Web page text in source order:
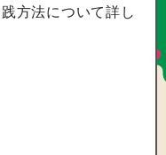
方法について詳し